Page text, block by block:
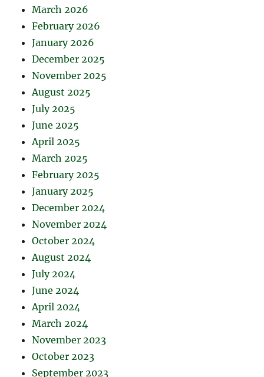
March 2026
February 2026
January 2026
December 2025
November 2025
August 2025
July 2025
June 2025
April 2025
March 2025
February 2025
January 2025
December 2024
November 2024
October 2024
August 2024
July 2024
June 2024
April 2024
March 2024
November 2023
October 2023
September 2023